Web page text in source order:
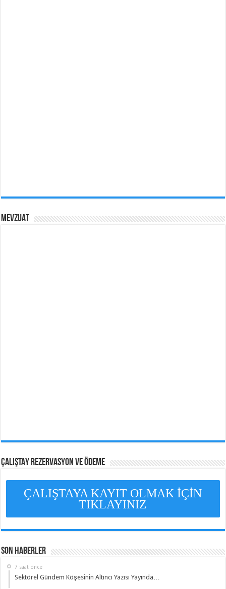
MEVZUAT
ÇALIŞTAY REZERVASYON VE ÖDEME
ÇALIŞTAYA KAYIT OLMAK İÇİN
TIKLAYINIZ
Son Haberler
7 saat önce
Sektörel Gündem Köşesinin Altıncı Yazısı Yayında…